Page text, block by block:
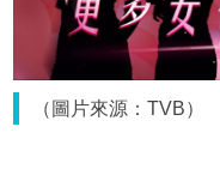
（圖片來源：TVB）